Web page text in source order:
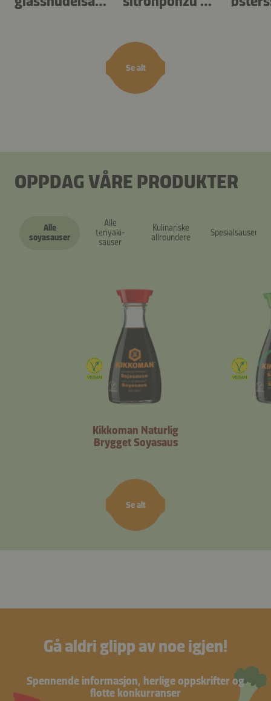
Se alt
OPPDAG VÅRE PRODUKTER
Se alt
Alle
soyasauser
Alle
teriyaki-
sauser
Kulinariske
allroundere
Spesialsauser
Kikkoman Naturlig
Brygget Soyasaus
Gå aldri glipp av noe igjen!
Spennende informasjon, herlige oppskrifter og
flotte konkurranser